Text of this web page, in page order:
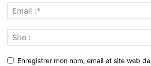
Enregistrer mon nom, email et site web